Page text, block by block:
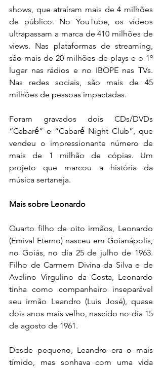
shows, que atraíram mais de 4 milhões
de público. No YouTube, os vídeos
ultrapassam a marca de 410 milhões de
views. Nas plataformas de streaming,
são mais de 20 milhões de plays e o 1º
lugar nas rádios e no IBOPE nas TVs.
Nas redes sociais, são mais de 45
milhões de pessoas impactadas.
Foram gravados dois CDs/DVDs
“Cabaré́” e “Cabaré́ Night Club”, que
vendeu o impressionante número de
mais de 1 milhão de cópias. Um
projeto que marcou a história da
música sertaneja.
Mais sobre Leonardo
Quarto filho de oito irmãos, Leonardo
(Emival Eterno) nasceu em Goianápolis,
no Goiás, no dia 25 de julho de 1963.
Filho de Carmem Divina da Silva e de
Avelino Virgulino da Costa, Leonardo
tinha como companheiro inseparável
seu irmão Leandro (Luis José), quase
dois anos mais velho, nascido no dia 15
de agosto de 1961.
Desde pequeno, Leandro era o mais
tímido, mas sonhava com uma vida